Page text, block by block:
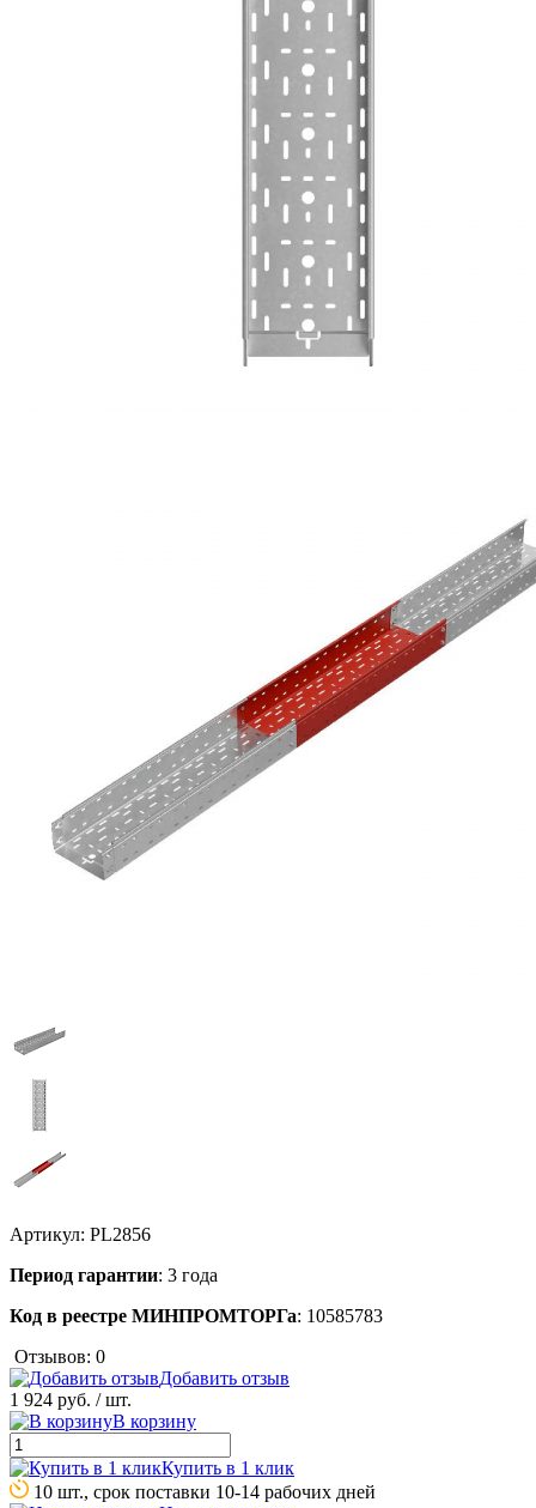
Артикул: PL2856
Период гарантии: 3 года
Код в реестре МИНПРОМТОРГа: 10585783
Отзывов: 0
Добавить отзыв
1 924 руб. / шт.
В корзину
Купить в 1 клик
10 шт., срок поставки 10-14 рабочих дней